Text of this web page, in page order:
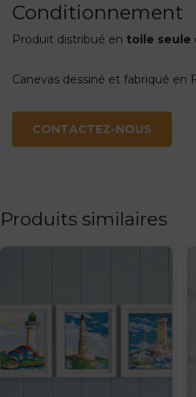
Conditionnement
Produit distribué en toile seule
Canevas dessiné et fabriqué en
CONTACTEZ-NOUS
Produits similaires